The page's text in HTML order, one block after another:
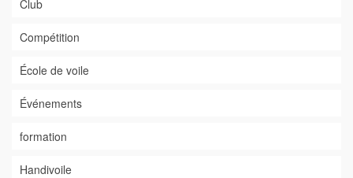
Club
Compétition
École de voile
Événements
formation
Handivoile